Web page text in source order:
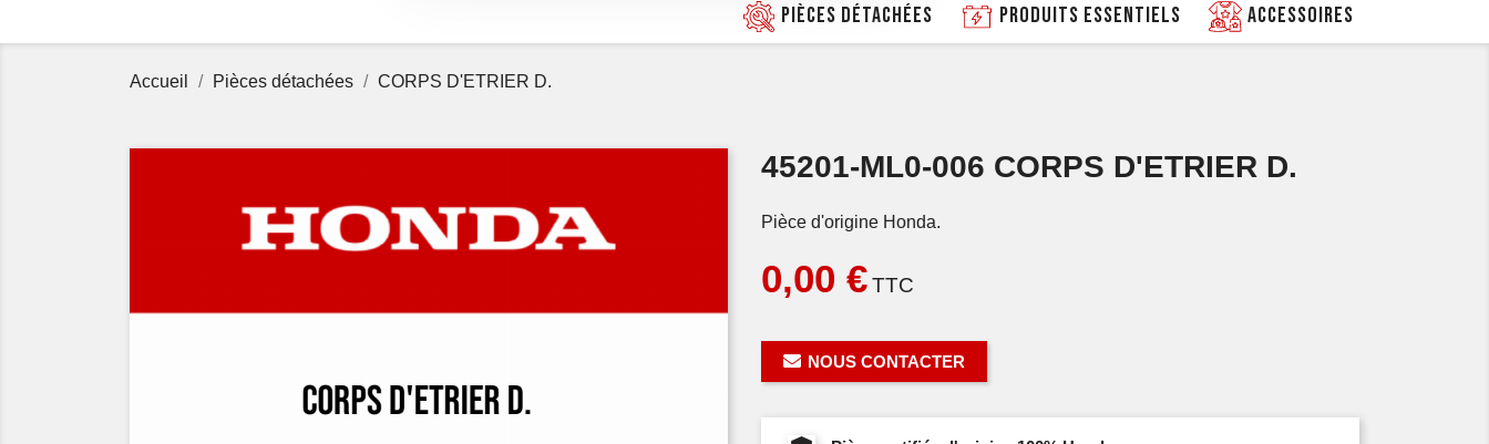
Accessoires
Produits essentiels
Pièces détachées
Accueil Pièces détachées CORPS D'ETRIER D.
45201-ML0-006 CORPS D'ETRIER D.
Pièce d'origine Honda.
0,00 €TTC
NOUS CONTACTER